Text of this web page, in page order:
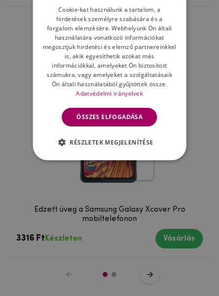
Ne felejtsd el
Edzett üveg a Samsung Galaxy Xcover Pro
mobiltelefonon
3316 Ft Készleten Vásárlás
Cookie-kat használunk a tartalom, a
hirdetések személyre szabására és a
forgalom elemzésére. Webhelyünk Ön általi
használatára vonatkozó információkat
megosztjuk hirdetési és elemző partnereinkkel
is, akik egyesíthetik azokat más
információkkal, amelyeket Ön biztosított
számukra, vagy amelyeket a szolgáltatásaik
Ön általi használatából gyűjtöttek össze.
Adatvédelmi irányelvek
ÖSSZES ELFOGADÁSA
RÉSZLETEK MEGJELENÍTÉSE